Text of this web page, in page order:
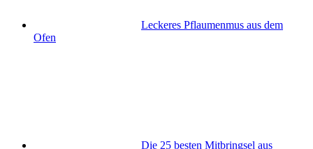
Leckeres Pflaumenmus aus dem
Ofen
Die 25 besten Mitbringsel aus